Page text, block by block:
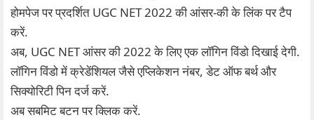
होमपेज पर प्रदर्शित UGC NET 2022 की आंसर-की के लिंक पर टैप
करें.
अब, UGC NET आंसर की 2022 के लिए एक लॉगिन विंडो दिखाई देगी.
लॉगिन विंडो में क्रेडेंशियल जैसे एप्लिकेशन नंबर, डेट ऑफ बर्थ और
सिक्योरिटी पिन दर्ज करें.
अब सबमिट बटन पर क्लिक करें.